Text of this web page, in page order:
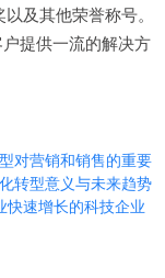
及其他荣誉称号。
提供一流的解决方
对营销和销售的重要
转型意义与未来趋势
速增长的科技企业